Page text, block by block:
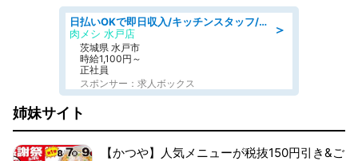
＞
日払いOKで即日収入/キッチンスタッフ/「原付免許必須」デリバリー業務など、自己成長可能な幅広い仕事に挑戦!髪型自由&ピアス・ネイルOK/茨城県/水戸市
肉メシ 水戸店
茨城県 水戸市
時給1,100円～
正社員
スポンサー：求人ボックス
姉妹サイト
【かつや】人気メニューが税抜150円引き&ご